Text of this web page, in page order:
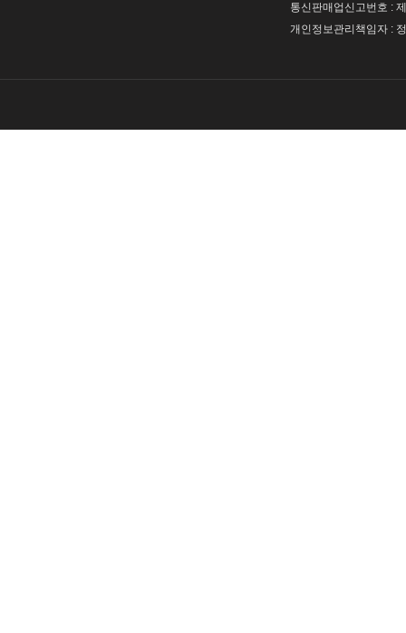
통신판매업신고번호 :
개인정보관리책임자 :